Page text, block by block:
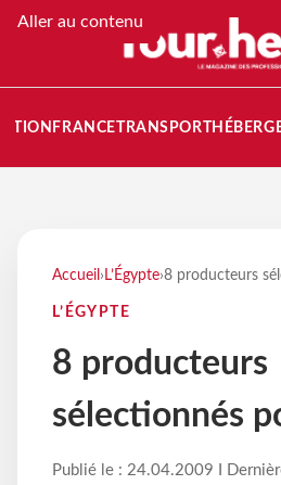
Aller au contenu
FRANCETRANSPORT
Accueil › L’Égypte›8 producteurs
L’ÉGYPTE
8 producteurs
sélectionnés
Publié le : 24.04.2009 I